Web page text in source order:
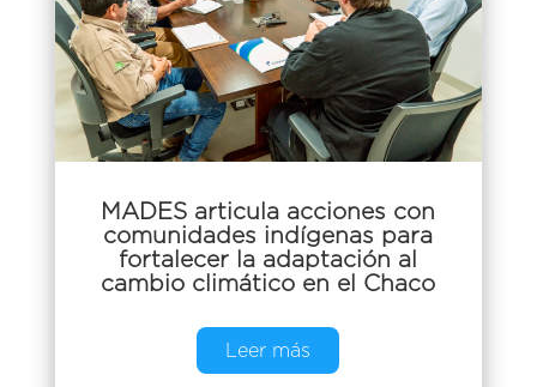
MADES articula acciones con
comunidades indígenas para
fortalecer la adaptación al
cambio climático en el Chaco
Leer más